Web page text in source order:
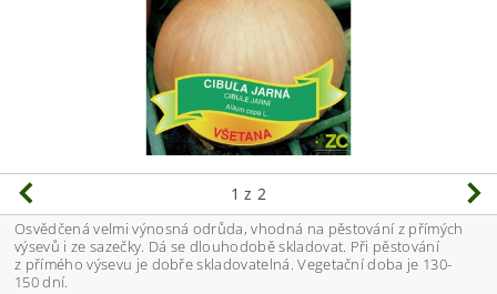
1 z 2
Osvědčená velmi výnosná odrůda, vhodná na pěstování z přímých
výsevů i ze sazečky. Dá se dlouhodobě skladovat. Při pěstování
z přímého výsevu je dobře skladovatelná. Vegetační doba je 130-
150 dní.